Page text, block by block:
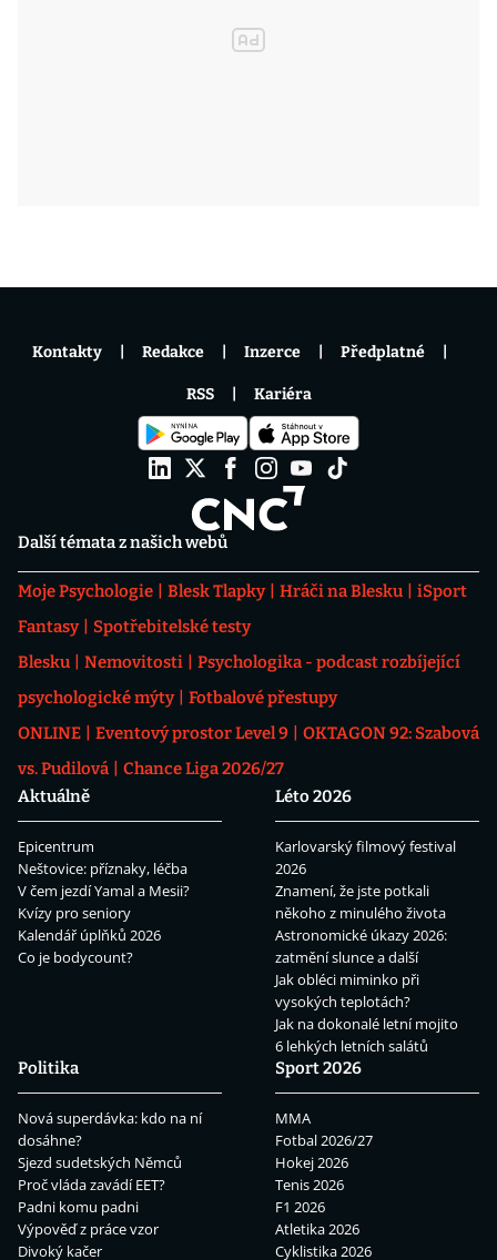
Další témata z našich webů
Moje Psychologie Blesk Tlapky Hráči na Blesku
iSport
Fantasy
Spotřebitelské testy
Blesku
Nemovitosti
Psychologika - podcast rozbíjející
psychologické mýty
Fotbalové přestupy
ONLINE
Eventový prostor Level 9
OKTAGON 92: Szabová
vs. Pudilová
Chance Liga 2026/27
Aktuálně
Epicentrum
Neštovice: příznaky, léčba
V čem jezdí Yamal a Mesii?
Kvízy pro seniory
Kalendář úplňků 2026
Co je bodycount?
Léto 2026
Karlovarský filmový festival
2026
Znamení, že jste potkali
někoho z minulého života
Astronomické úkazy 2026:
zatmění slunce a další
Jak obléci miminko při
vysokých teplotách?
Jak na dokonalé letní mojito
6 lehkých letních salátů
Politika
Nová superdávka: kdo na ní
dosáhne?
Sjezd sudetských Němců
Proč vláda zavádí EET?
Padni komu padni
Výpověď z práce vzor
Divoký kačer
Sport 2026
MMA
Fotbal 2026/27
Hokej 2026
Tenis 2026
F1 2026
Atletika 2026
Cyklistika 2026
Kontakty Redakce Inzerce Předplatné
RSS Kariéra